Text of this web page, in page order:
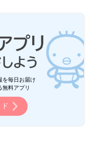
を毎日お届け
料アプリ